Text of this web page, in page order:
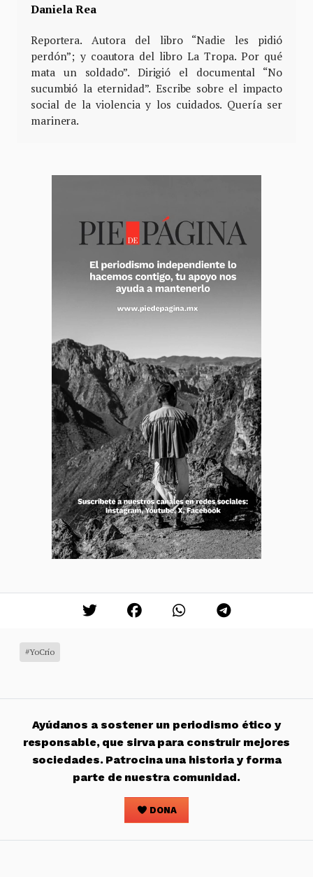
Daniela Rea
Reportera. Autora del libro “Nadie les pidió
perdón”; y coautora del libro La Tropa. Por qué
mata un soldado”. Dirigió el documental “No
sucumbió la eternidad”. Escribe sobre el impacto
social de la violencia y los cuidados. Quería ser
marinera.
#YoCrío
Ayúdanos a sostener un periodismo ético y
responsable, que sirva para construir mejores
sociedades. Patrocina una historia y forma
parte de nuestra comunidad.
DONA